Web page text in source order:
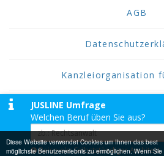
Diese Website verwendet Cookies um Ihnen das best
möglichste Benutzererlebnis zu ermöglichen. Wenn Sie
AGB
Kanzleiorganisation
JUSLINE® ist eine Marke
Unternehmensberatung
JUSLINE Umfrage
Welchen Beruf üben Sie aus?
Beispiele: Selbstständiger Architekt,